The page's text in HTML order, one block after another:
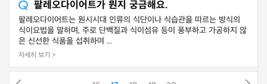
팔레오다이어트가 뭔지 궁금해요.
팔레오다이어트는 원시시대 인류의 식단이나 식습관을 따르는 방식의
식이요법을 말하며, 주로 단백질과 식이섬유 등이 풍부하고 가공하지 않
은 신선한 식품을 섭취하여 ...
자세히 보기 >